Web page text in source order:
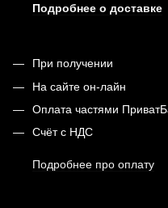
Подробнее о доставке
При получении
На сайте он-лайн
Оплата частями
Счёт с НДС
Подробнее про оплату